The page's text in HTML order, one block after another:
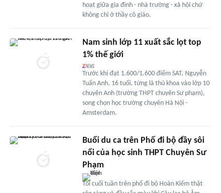
hoạt giữa gia đình - nhà trường - xã hội chứ
không chỉ ở thầy cô giáo.
Nam sinh lớp 11 xuất sắc lọt top
1% thế giới
Trước khi đạt 1.600/1.600 điểm SAT, Nguyễn
Tuấn Anh, 16 tuổi, từng là thủ khoa vào lớp 10
chuyên Anh (trường THPT chuyên Sư phạm),
song chọn học trường chuyên Hà Nội -
Amsterdam.
Buổi du ca trên Phố đi bộ đầy sôi
nổi của học sinh THPT Chuyên Sư
Phạm
Tối cuối tuần trên phố đi bộ Hoàn Kiếm thật